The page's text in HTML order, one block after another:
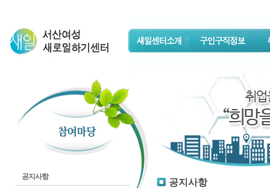
공지사항
공지사항